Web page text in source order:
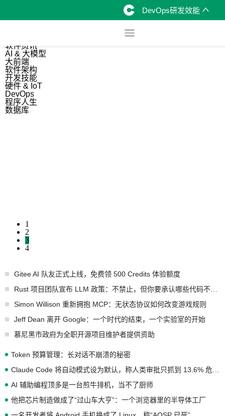
DevOps研发效能
软件资讯
AI & 大模型
大前端
软件架构
开发技能
硬件 & IoT
DevOps
程序人生
数据库
1
2
3
4
Gitee AI 队友正式上线，免费领 500 Credits 体验额度
Simon Willison 重新拥抱 MCP：无状态协议如何改变游戏规则
Jeff Dean 离开 Google：一个时代的结束，一个实验室的开始
慕尼黑市政府为全职开源项目维护者提供资助
Token 预算管理：长对话不崩溃的秘密
AI 辅助编程顶多是一台煎牛排机，当不了厨师
他把芯片制造做成了“过山车大亨”：一个浏览器里的半导体工厂